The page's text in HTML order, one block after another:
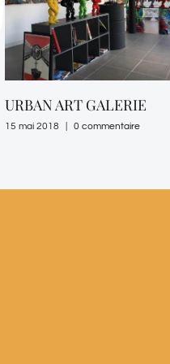
URBAN ART GALERIE
15 mai 2018 0 commentaire